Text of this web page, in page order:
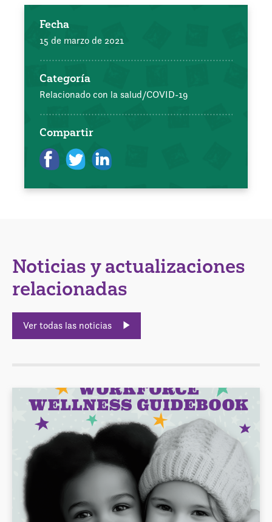
Fecha
15 de marzo de 2021
Categoría
Relacionado con la salud/COVID-19
Compartir
Noticias y actualizaciones
relacionadas
Ver todas las noticias